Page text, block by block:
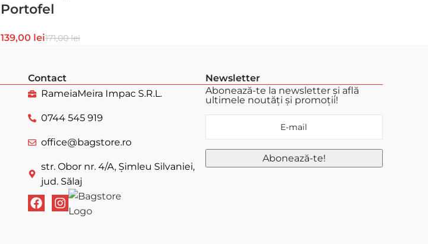
Portofel
171,00lei
139,00 lei
Contact
RameiaMeira Impac S.R.L.
0744 545 919
office@bagstore.ro
str. Obor nr. 4/A, Șimleu Silvaniei,
jud. Sălaj
Newsletter
Abonează-te la newsletter și află
ultimele noutăți și promoții!